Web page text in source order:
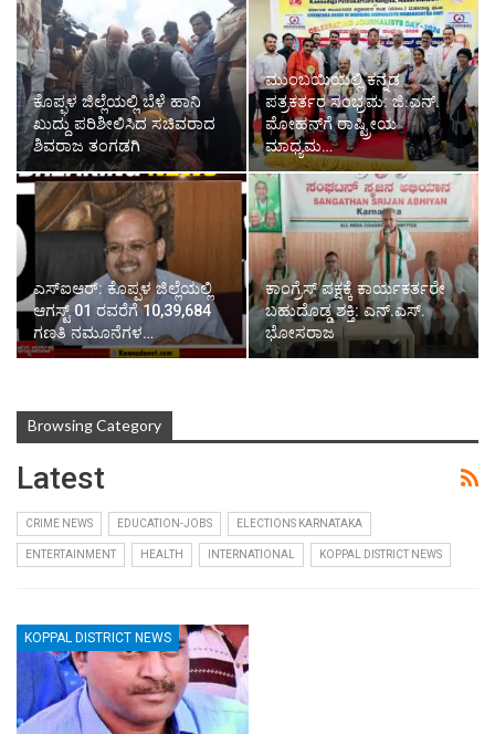
ಕೊಪ್ಫಳ ಜಿಲ್ಲೆಯಲ್ಲಿ ಬೆಳೆ ಹಾನಿ
ಖುದ್ದು ಪರಿಶೀಲಿಸಿದ ಸಚಿವರಾದ
ಶಿವರಾಜ ತಂಗಡಗಿ
ಮುಂಬಯಿಯಲ್ಲಿ ಕನ್ನಡ
ಪತ್ರಕರ್ತರ ಸಂಭ್ರಮ: ಜಿ.ಎನ್.
ಮೋಹನ್‌ಗೆ ರಾಷ್ಟ್ರೀಯ
ಮಾಧ್ಯಮ…
ಎಸ್‌ಐಆರ್: ಕೊಪ್ಪಳ ಜಿಲ್ಲೆಯಲ್ಲಿ
ಆಗಸ್ಟ್ 01 ರವರೆಗೆ 10,39,684
ಗಣತಿ ನಮೂನೆಗಳ…
ಕಾಂಗ್ರೆಸ್ ಪಕ್ಷಕ್ಕೆ ಕಾರ್ಯಕರ್ತರೇ
ಬಹುದೊಡ್ಡ ಶಕ್ತಿ: ಎನ್.ಎಸ್.
ಭೋಸರಾಜ
Browsing Category
Latest
CRIME NEWS EDUCATION-JOBS ELECTIONS KARNATAKA
ENTERTAINMENT HEALTH INTERNATIONAL KOPPAL DISTRICT NEWS
KOPPAL DISTRICT NEWS